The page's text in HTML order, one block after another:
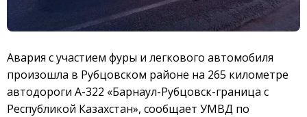
Авария с участием фуры и легкового автомобиля
произошла в Рубцовском районе на 265 километре
автодороги А-322 «Барнаул-Рубцовск-граница с
Республикой Казахстан», сообщает УМВД по